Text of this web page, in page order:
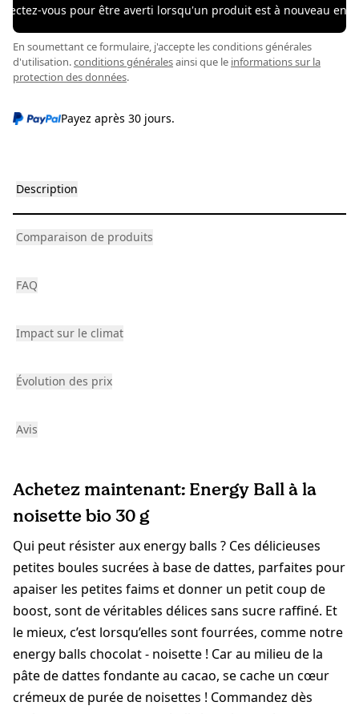
vous pour être averti lorsqu'un produit est à nouveau en
En soumettant ce formulaire, j'accepte les conditions générales
d'utilisation.conditions généralesainsi que le informations sur la
protection des données.
Payez après 30 jours.
Description
Comparaison de produits
FAQ
Impact sur le climat
Évolution des prix
Avis
Achetez maintenant: Energy Ball à la
noisette bio 30 g
Qui peut résister aux energy balls ? Ces délicieuses
petites boules sucrées à base de dattes, parfaites pour
apaiser les petites faims et donner un petit coup de
boost, sont de véritables délices sans sucre raffiné. Et
le mieux, c’est lorsqu’elles sont fourrées, comme notre
energy balls chocolat - noisette ! Car au milieu de la
pâte de dattes fondante au cacao, se cache un cœur
crémeux de purée de noisettes ! Commandez dès